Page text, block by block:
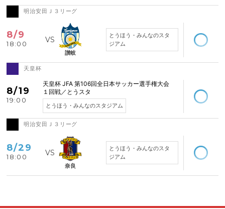
明治安田Ｊ３リーグ
8/9
18:00
讃岐
とうほう・みんなのスタ
ジアム
天皇杯
8/19
19:00
天皇杯 JFA 第106回全日本サッカー選手権大会
１回戦／とうスタ
とうほう・みんなのスタジアム
明治安田Ｊ３リーグ
8/29
18:00
奈良
とうほう・みんなのスタ
ジアム